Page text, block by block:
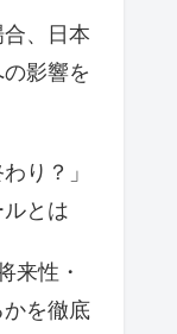
、日本
影響を
り？」
とは
来性・
を徹底